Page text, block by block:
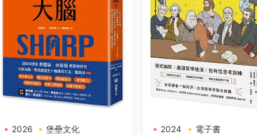
2026
堡壘文化
2024
電子書